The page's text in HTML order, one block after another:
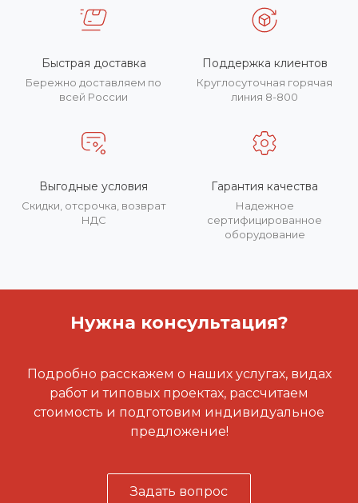
Быстрая доставка
Бережно доставляем по
всей России
Поддержка клиентов
Круглосуточная горячая
линия 8-800
Выгодные условия
Скидки, отсрочка, возврат
НДС
Гарантия качества
Надежное
сертифицированное
оборудование
Нужна консультация?
Подробно расскажем о наших услугах, видах
работ и типовых проектах, рассчитаем
стоимость и подготовим индивидуальное
предложение!
Задать вопрос